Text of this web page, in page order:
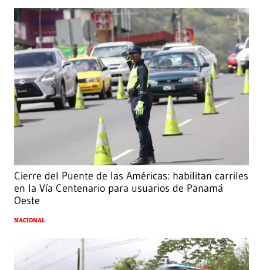
Cierre del Puente de las Américas: habilitan carriles
en la Vía Centenario para usuarios de Panamá
Oeste
NACIONAL